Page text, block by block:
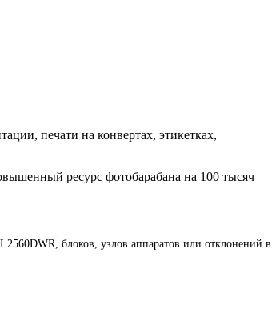
печати на конвертах, этикетках,
ресурс фотобарабана на 100 тысяч
блоков, узлов аппаратов или отклонений в